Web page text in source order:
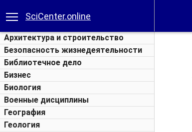
SciCenter.online
Архитектура и строительство
Безопасность жизнедеятельности
Библиотечное дело
Бизнес
Биология
Военные дисциплины
География
Геология